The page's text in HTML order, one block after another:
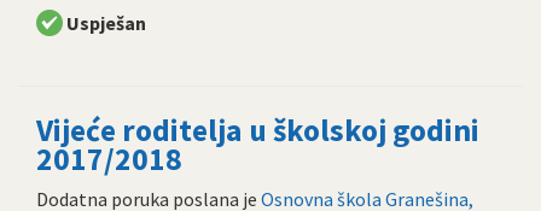
Uspješan
Vijeće roditelja u školskoj godini
2017/2018
Dodatna poruka poslana je Osnovna škola Granešina,